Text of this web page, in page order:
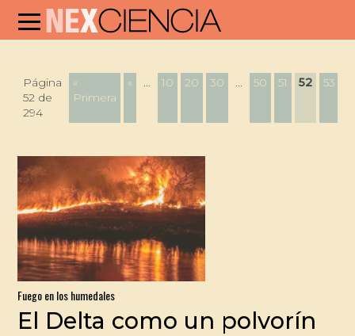
Página
52 de
294
«
Primera
« ... 10 20 30 ... 50 51 52 53
Fuego en los humedales
El Delta como un polvorín